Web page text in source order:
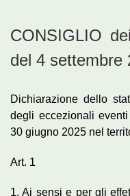
CONSIGLIO
del 4 settembre
Dichiarazione dello
degli eccezionali
30 giugno 2025 nel
Art. 1
1. Ai sensi e per gli